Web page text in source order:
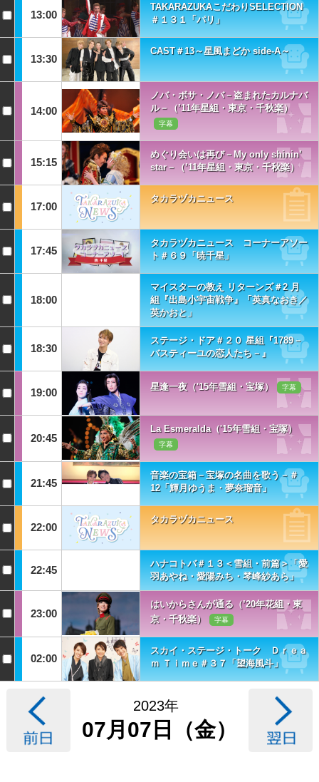
13:00
TAKARAZUKAこだわりSELECTION
＃１３１「パリ」
13:30
CAST＃13～星風まどか side-A～
14:00
ノバ・ボサ・ノバ－盗まれたカルナバ
ル－（’11年星組・東京・千秋楽）
字幕
15:15
めぐり会いは再び－My only shinin’
star－（’11年星組・東京・千秋楽）
17:00
タカラヅカニュース
17:45
タカラヅカニュース コーナーアソー
ト＃６９「暁千星」
18:00
マイスターの教え リターンズ＃2 月
組『出島小宇宙戦争』「英真なおき／
英かおと」
18:30
ステージ・ドア＃２０ 星組『1789－
バスティーユの恋人たち－』
19:00 星逢一夜（'15年雪組・宝塚） 字幕
20:45
La Esmeralda（'15年雪組・宝塚）
字幕
21:45
音楽の宝箱－宝塚の名曲を歌う－＃
12「輝月ゆうま・夢奈瑠音」
22:00
タカラヅカニュース
22:45
ハナコトバ＃１３＜雪組・前篇＞「愛
羽あやね・愛陽みち・琴峰紗あら」
23:00
はいからさんが通る（’20年花組・東
京・千秋楽）
字幕
02:00
スカイ・ステージ・トーク Ｄｒｅａ
ｍ Ｔｉｍｅ＃３７「望海風斗」
2023年
07月07日（金）